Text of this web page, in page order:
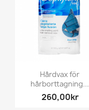
Hårdvax för
hårborttagning...
260,00kr